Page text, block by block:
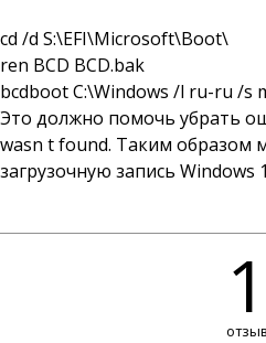
cd /d S:\EFI\Microsoft\Boot\
ren BCD BCD.bak
bcdboot C:\Windows /l ru-ru /s
Это должно помочь убрать
wasn t found. Таким образом
загрузочную запись Windows
1
отзыв